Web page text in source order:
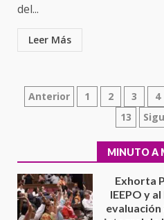
del...
Leer Más
Paginación
entradas
Anterior 1 2 3 4
13
MINUTO A
Exhorta
IEEPO y
Escuela
5 agosto
Ciudad